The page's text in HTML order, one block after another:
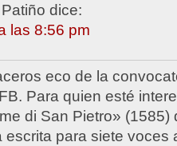
dice:
las 8:56 pm
eco de la
Para quien esté
di San Pietro» (1585)
escrita para siete voces